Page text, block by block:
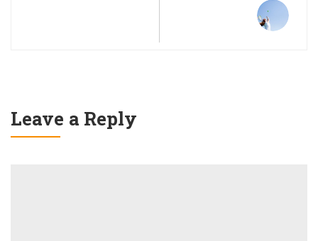
Leave a Reply